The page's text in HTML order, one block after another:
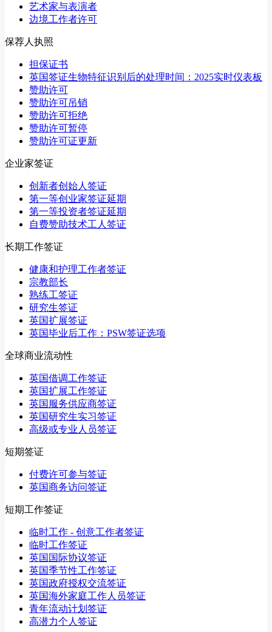
艺术家与表演者
边境工作者许可
保荐人执照
担保证书
英国签证生物特征识别后的处理时间：2025实时仪表板
赞助许可
赞助许可吊销
赞助许可拒绝
赞助许可暂停
赞助许可证更新
企业家签证
创新者创始人签证
第一等创业家签证延期
第一等投资者签证延期
自费赞助技术工人签证
长期工作签证
健康和护理工作者签证
宗教部长
熟练工签证
研究生签证
英国扩展签证
英国毕业后工作：PSW签证选项
全球商业流动性
英国借调工作签证
英国扩展工作签证
英国服务供应商签证
英国研究生实习签证
高级或专业人员签证
短期签证
付费许可参与签证
英国商务访问签证
短期工作签证
临时工作 - 创意工作者签证
临时工作签证
英国国际协议签证
英国季节性工作签证
英国政府授权交流签证
英国海外家庭工作人员签证
青年流动计划签证
高潜力个人签证